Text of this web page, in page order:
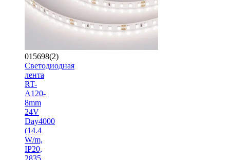
015698(2)
Светодиодная
лента
RT-
A120-
8mm
24V
Day4000
(14.4
W/m,
IP20,
2835,